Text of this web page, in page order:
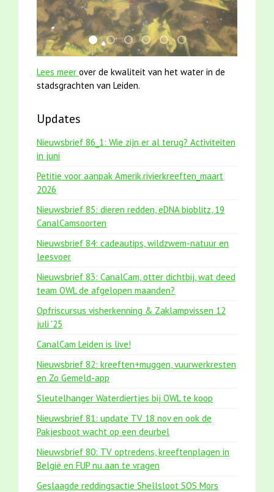
jun2021 28 brasem en rietvoorns 4a
jun2021 zaklv 5 snoekje MOOI
mei2021 watervogelmethode fuut
smoelenboek fifi en karper
mei2021 1 snoekje elly
karper met
Lees meer over de kwaliteit van het water in de
stadsgrachten van Leiden.
Updates
Nieuwsbrief 86_1: Wie zijn er al terug? Activiteiten
in juni
Petitie voor aanpak Amerik.rivierkreeften_maart
2026
Nieuwsbrief 85: dieren redden, eDNA bioblitz, 19
CanalCamsoorten
Nieuwsbrief 84: cadeautips, wildzwem-natuur en
leesvoer
Nieuwsbrief 83: CanalCam, otter dichtbij, wat deed
team OWL de afgelopen maanden?
Opfriscursus visherkenning & Zaklampvissen 12
juli '25
CanalCam Leiden is live!
Nieuwsbrief 82: kreeften+muggen, vuurwerkresten
en Zo Gemeld-app
Sleutelhanger Waterdiertjes bij OWL te koop
Nieuwsbrief 81: update TV 18 nov en ook de
Pakjesboot wacht op een deurbel
Nieuwsbrief 80: TV optredens, kreeftenplagen in
België en FUP nu aan te vragen
Geslaagde reddingsactie Shellsloot SOS Mors